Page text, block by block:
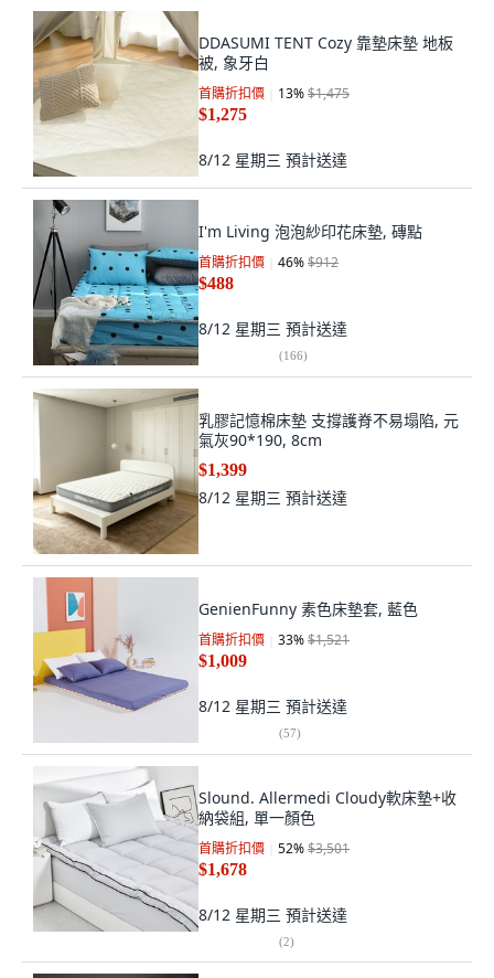
DDASUMI TENT Cozy 靠墊床墊 地板
被, 象牙白
首購折扣價 13%$1,475
$1,275
8/12 星期三 預計送達
I'm Living 泡泡紗印花床墊, 磚點
首購折扣價 46%$912
$488
8/12 星期三 預計送達
(166)
乳膠記憶棉床墊 支撐護脊不易塌陷, 元
氣灰90*190, 8cm
$1,399
8/12 星期三 預計送達
GenienFunny 素色床墊套, 藍色
首購折扣價 33%$1,521
$1,009
8/12 星期三 預計送達
(57)
Slound. Allermedi Cloudy軟床墊+收
納袋組, 單一顏色
首購折扣價 52%$3,501
$1,678
8/12 星期三 預計送達
(2)